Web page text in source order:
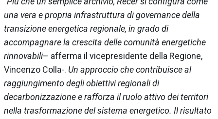
una vera e propria infrastruttura di governance della
transizione energetica regionale, in grado di
accompagnare la crescita delle comunità energetiche
rinnovabili– afferma il vicepresidente della Regione,
Vincenzo Colla-. Un approccio che contribuisce al
raggiungimento degli obiettivi regionali di
decarbonizzazione e rafforza il ruolo attivo dei territori
nella trasformazione del sistema energetico. Il risultato